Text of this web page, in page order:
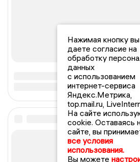
Нажимая кнопку вы
даете согласие на
обработку
данных
с использованием
интернет-сервиса
Яндекс.Метрика,
top.mail.ru,
На сайте
cookie. Оставаясь
сайте, вы
все условия
использования.
Вы можете